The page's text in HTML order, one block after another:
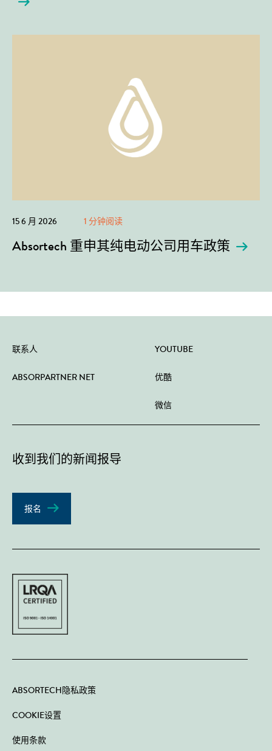
15 6 月 2026 1 分钟阅读
Absortech 重申其纯电动公司用车政策
联系人
ABSORPARTNER NET
YOUTUBE
优酷
微信
收到我们的新闻报导
报名
ABSORTECH隐私政策
COOKIE设置
使用条款